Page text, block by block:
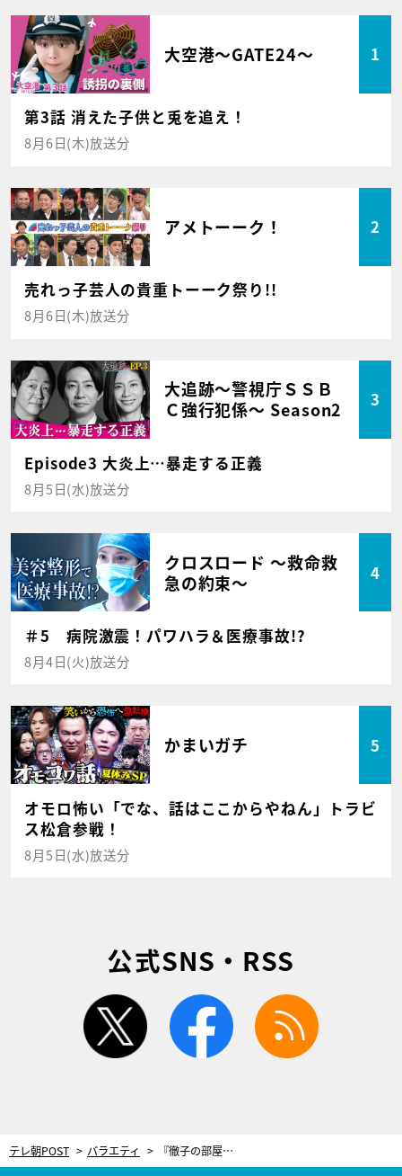
大空港～GATE24～ 1
第3話 消えた子供と兎を追え！
8月6日(木)放送分
アメトーーク！ 2
売れっ子芸人の貴重トーーク祭り!!
8月6日(木)放送分
大追跡～警視庁ＳＳＢ
Ｃ強行犯係～ Season2
3
Episode3 大炎上…暴走する正義
8月5日(水)放送分
クロスロード ～救命救
急の約束～
4
＃5 病院激震！パワハラ＆医療事故!?
8月4日(火)放送分
かまいガチ 5
オモロ怖い「でな、話はここからやねん」トラビ
ス松倉参戦！
8月5日(水)放送分
公式SNS・RSS
twitter facebook
テレ朝POST バラエティ 『徹子の部屋』に“世界最速”の65歳が登場！黒柳徹子も伝授された運動法を実践